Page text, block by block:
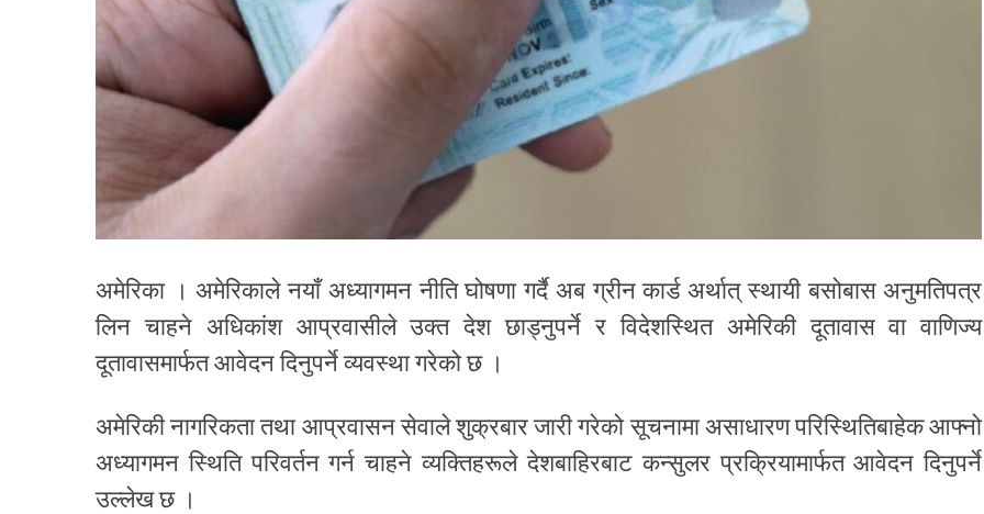
अमेरिका । अमेरिकाले नयाँ अध्यागमन नीति घोषणा गर्दै अब ग्रीन कार्ड अर्थात् स्थायी बसोबास अनुमतिपत्र
लिन चाहने अधिकांश आप्रवासीले उक्त देश छाड्नुपर्ने र विदेशस्थित अमेरिकी दूतावास वा वाणिज्य
दूतावासमार्फत आवेदन दिनुपर्ने व्यवस्था गरेको छ ।
अमेरिकी नागरिकता तथा आप्रवासन सेवाले शुक्रबार जारी गरेको सूचनामा असाधारण परिस्थितिबाहेक आफ्नो
अध्यागमन स्थिति परिवर्तन गर्न चाहने व्यक्तिहरूले देशबाहिरबाट कन्सुलर प्रक्रियामार्फत आवेदन दिनुपर्ने
उल्लेख छ ।